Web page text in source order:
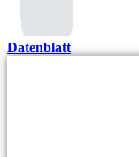
Datenblatt